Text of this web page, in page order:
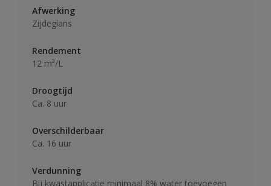
Afwerking
Zijdeglans
Rendement
12 m²/L
Droogtijd
Ca. 8 uur
Overschilderbaar
Ca. 16 uur
Verdunning
Bij kwastapplicatie minimaal 8% water toevoegen